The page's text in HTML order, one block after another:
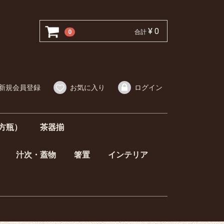
0 合計 ¥ 0
規会員登録 お気に入り ログイン
瓶） 茶器揃
汁次・蓋物 箸置 インテリア